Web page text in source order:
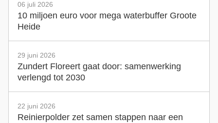
06 juli 2026
10 miljoen euro voor mega waterbuffer Groote
Heide
29 juni 2026
Zundert Floreert gaat door: samenwerking
verlengd tot 2030
22 juni 2026
Reinierpolder zet samen stappen naar een